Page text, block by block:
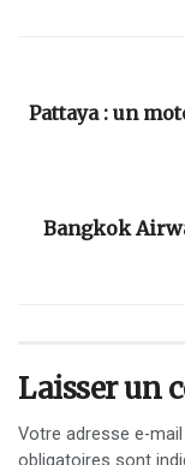
Pattaya : un
Bangkok
Laisser un
Votre adresse e-
obligatoires sont